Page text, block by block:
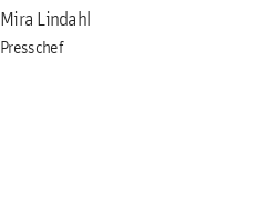
Mira Lindahl
Presschef